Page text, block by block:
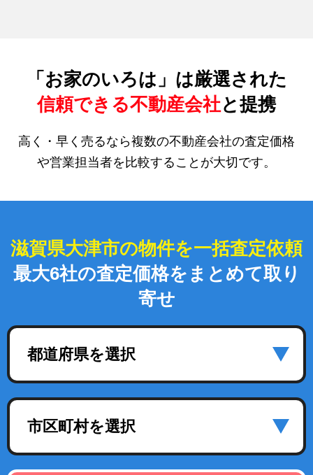
「お家のいろは」は厳選された
信頼できる不動産会社と提携
高く・早く売るなら複数の不動産会社の査定価格
や営業担当者を比較することが大切です。
滋賀県大津市の物件を一括査定依頼
最大6社の査定価格をまとめて取り
寄せ
都道府県を選択
市区町村を選択